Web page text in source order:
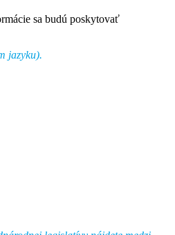
sa budú poskytovať
jazyku).